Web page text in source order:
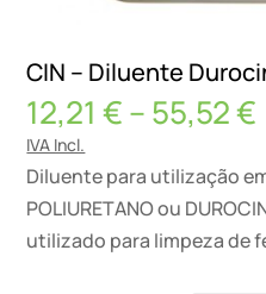
CIN – Diluente
12,21€–55,52€
IVA Incl.
Diluente para utilização
POLIURETANO ou
utilizado para limpeza de